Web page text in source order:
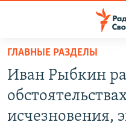
упрощенного
доступа
Вернуться
основному
ПОДКАСТЫ
ГЛАВНЫЕ РАЗДЕЛЫ
Иван Рыбкин
исчезновения,